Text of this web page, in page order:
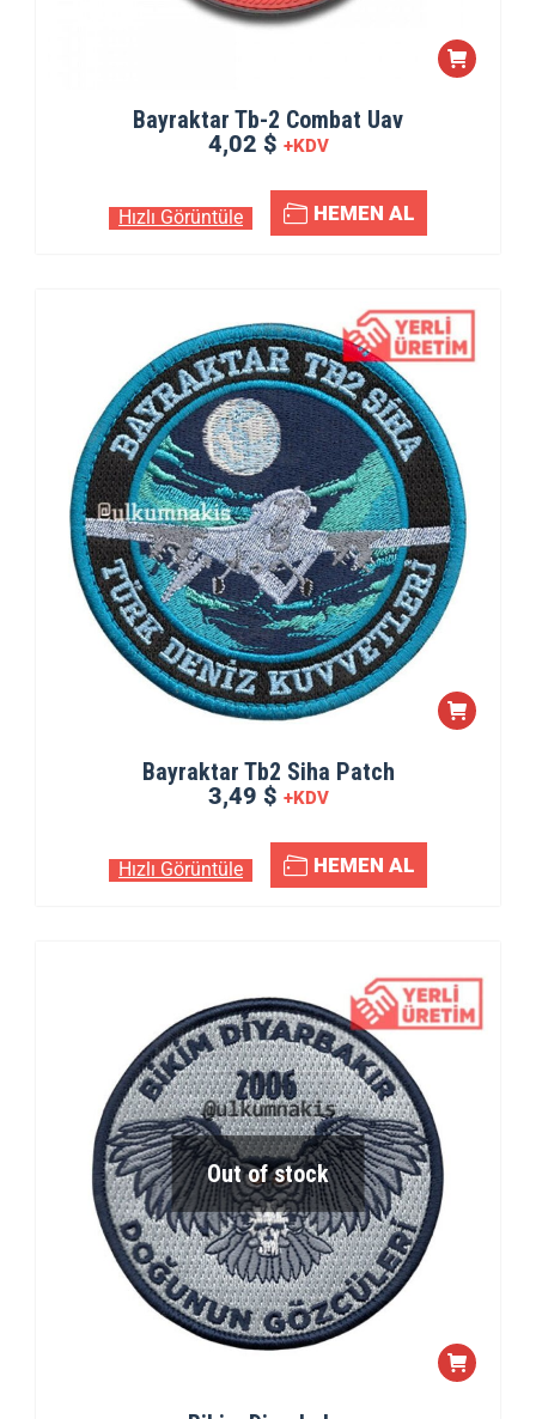
Bayraktar Tb-2 Combat Uav
4,02 $ +KDV
Hızlı Görüntüle HEMEN AL
Bayraktar Tb2 Siha Patch
3,49 $ +KDV
Hızlı Görüntüle HEMEN AL
Out of stock